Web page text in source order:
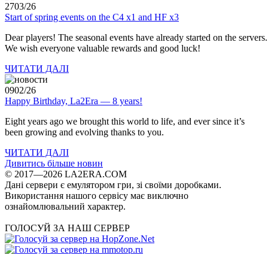
2703/26
Start of spring events on the C4 x1 and HF x3
Dear players! The seasonal events have already started on the servers.
We wish everyone valuable rewards and good luck!
ЧИТАТИ ДАЛІ
0902/26
Happy Birthday, La2Era — 8 years!
Eight years ago we brought this world to life, and ever since it’s
been growing and evolving thanks to you.
ЧИТАТИ ДАЛІ
Дивитись більше новин
© 2017—2026 LA2ERA.COM
Дані сервери є емулятором гри, зі своїми доробками.
Використання нашого сервісу має виключно
ознайомлювальний характер.
ГОЛОСУЙ ЗА НАШ СЕРВЕР